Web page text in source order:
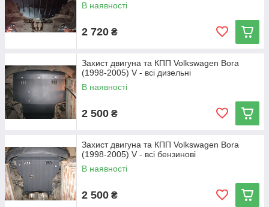
В наявності
2 720 ₴
Захист двигуна та КПП Volkswagen Bora
(1998-2005) V - всі дизельні
В наявності
2 500 ₴
Захист двигуна та КПП Volkswagen Bora
(1998-2005) V - всі бензинові
В наявності
2 500 ₴